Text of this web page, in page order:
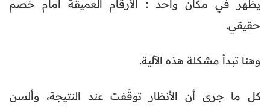
يظهر في مكان واحد : الأرقام العميقة أمام خصم
حقيقي.
وهنا تبدأ مشكلة هذه الآلية.
كل ما جرى أن الأنظار توقّفت عند النتيجة، وألسن